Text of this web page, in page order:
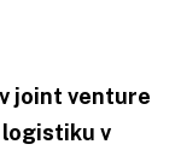
joint venture
v